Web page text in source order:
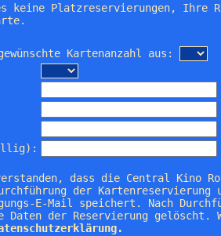
keine Platzreservierungen, Ihre
Kartenanzahl aus:
dass die Central Kino
der Kartenreservierung
E-Mail speichert. Nach
Daten der Reservierung gelöscht.